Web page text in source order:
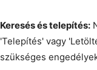
Keresés és telepítés:
'Telepítés' vagy
szükséges